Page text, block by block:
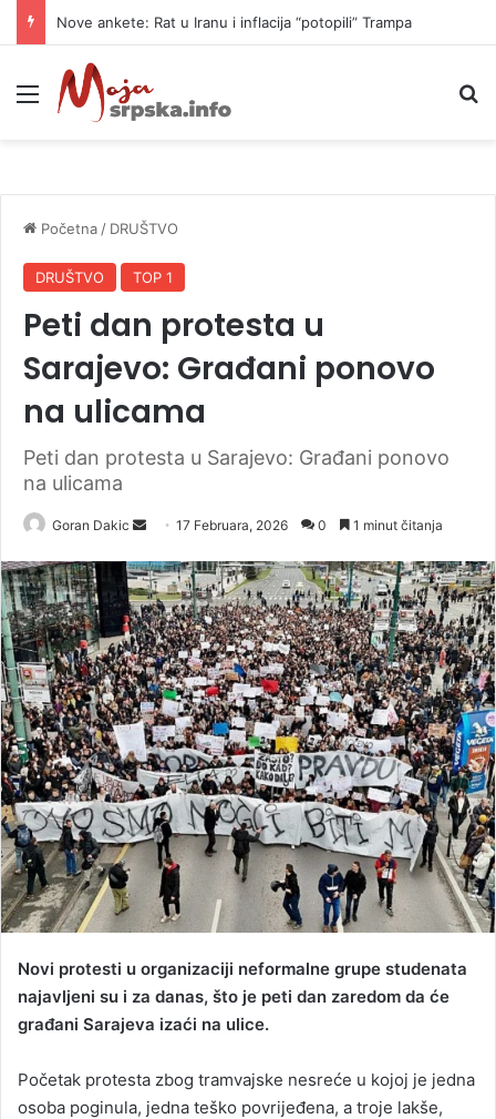
Nove ankete: Rat u Iranu i inflacija “potopili” Trampa
Meni
Početna / DRUŠTVO
DRUŠTVO TOP 1
Peti dan protesta u
Sarajevo: Građani ponovo
na ulicama
Peti dan protesta u Sarajevo: Građani ponovo
na ulicama
Goran Dakic
n
d
a
n
e
m
a
i
l
17 Februara, 2026 0 1 minut čitanja
Novi protesti u organizaciji neformalne grupe studenata
najavljeni su i za danas, što je peti dan zaredom da će
građani Sarajeva izaći na ulice.
Početak protesta zbog tramvajske nesreće u kojoj je jedna
osoba poginula, jedna teško povrijeđena, a troje lakše,